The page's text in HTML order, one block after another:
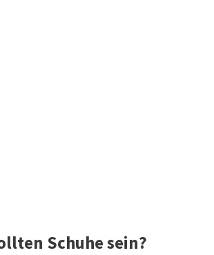
Schuhe sein?